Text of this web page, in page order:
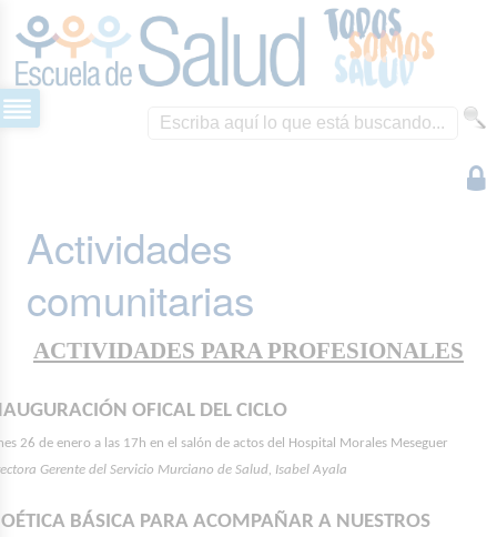
Actividades
comunitarias
ACTIVIDADES PARA PROFESIONALES
OFICAL DEL CICLO
26 de enero a las 17h en el salón de actos del Hospital Morales Meseguer
Gerente del Servicio Murciano de Salud, Isabel Ayala
BÁSICA PARA ACOMPAÑAR A NUESTROS